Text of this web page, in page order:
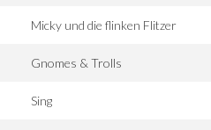
Micky und die flinken Flitzer
Gnomes & Trolls
Sing